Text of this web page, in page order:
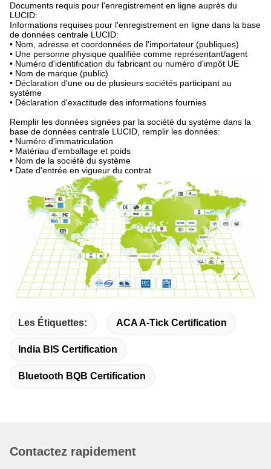
Documents requis pour l'enregistrement en ligne auprès du
LUCID:
Informations requises pour l'enregistrement en ligne dans la base
de données centrale LUCID:
• Nom, adresse et coordonnées de l'importateur (publiques)
• Une personne physique qualifiée comme représentant/agent
• Numéro d'identification du fabricant ou numéro d'impôt UE
• Nom de marque (public)
• Déclaration d'une ou de plusieurs sociétés participant au
système
• Déclaration d'exactitude des informations fournies
Remplir les données signées par la société du système dans la
base de données centrale LUCID, remplir les données:
• Numéro d'immatriculation
• Matériau d'emballage et poids
• Nom de la société du système
• Date d'entrée en vigueur du contrat
Les Étiquettes: ACA A-Tick Certification
India BIS Certification
Bluetooth BQB Certification
Contactez rapidement